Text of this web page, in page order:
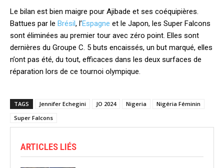
Le bilan est bien maigre pour Ajibade et ses coéquipières.
Battues par le Brésil, l’Espagne et le Japon, les Super Falcons
sont éliminées au premier tour avec zéro point. Elles sont
dernières du Groupe C. 5 buts encaissés, un but marqué, elles
n’ont pas été, du tout, efficaces dans les deux surfaces de
réparation lors de ce tournoi olympique.
TAGS Jennifer Echegini JO 2024 Nigeria
Nigéria Féminin
Super Falcons
ARTICLES LIÉS